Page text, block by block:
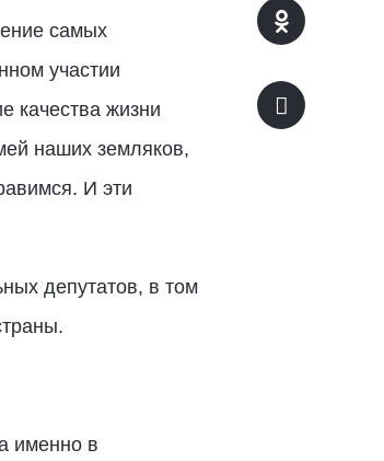
самых
участии
качества жизни
наших земляков,
И эти
депутатов, в том
именно в